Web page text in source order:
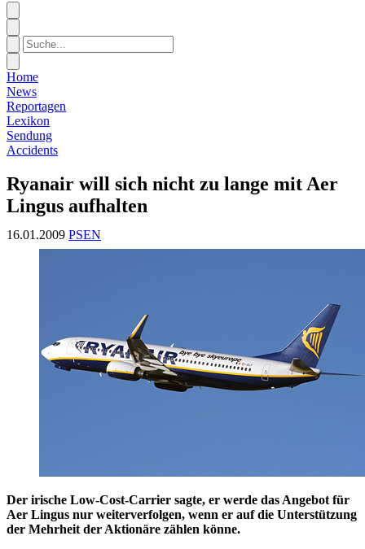
Home
News
Reportagen
Lexikon
Sendung
Accidents
Ryanair will sich nicht zu lange mit Aer
Lingus aufhalten
16.01.2009 PSEN
Der irische Low-Cost-Carrier sagte, er werde das Angebot für
Aer Lingus nur weiterverfolgen, wenn er auf die Unterstützung
der Mehrheit der Aktionäre zählen könne.